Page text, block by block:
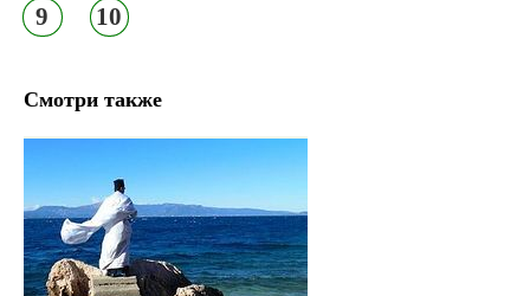
9 10
Смотри также